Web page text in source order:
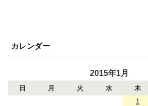
カレンダー
2015年1月
日 月 火 水 木
1